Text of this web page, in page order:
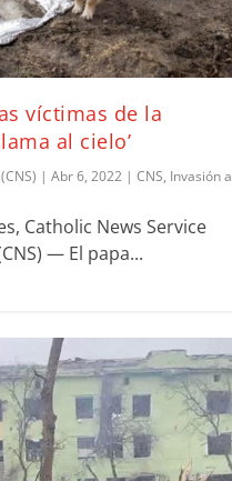
víctimas de la
al cielo’
| Abr 6, 2022 | CNS, Invasión a
Catholic News Service
— El papa...